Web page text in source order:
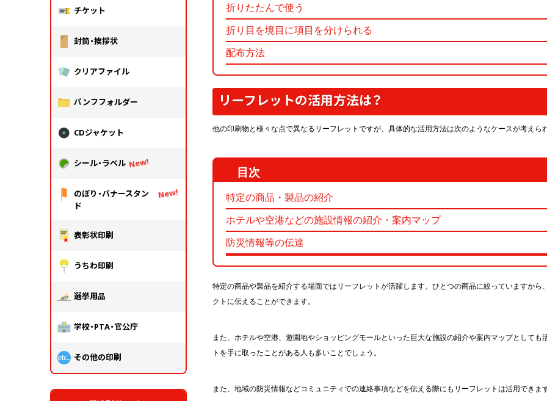
折りたたんで使う
折り目を境目に項目を分けられる
配布方法
リーフレットの活用方法は？
他の印刷物と様々な点で異なるリーフレットですが、具体的な活用方法は次のようなケースが考えら
特定の商品・製品の紹介
ホテルや空港などの施設情報の紹介・案内マップ
防災情報等の伝達
特定の商品や製品を紹介する場面ではリーフレットが活躍します。ひとつの商品に絞っていますか
クトに伝えることができます。
また、ホテルや空港、遊園地やショッピングモールといった巨大な施設の紹介や案内マップとして
トを手に取ったことがある人も多いことでしょう。
また、地域の防災情報などコミュニティでの連絡事項などを伝える際にもリーフレットは活用できま
チケット
封筒・挨拶状
クリアファイル
パンフフォルダー
CDジャケット
シール・ラベル
のぼり・バナースタン
ド
表彰状印刷
うちわ印刷
選挙用品
学校・PTA・官公庁
その他の印刷